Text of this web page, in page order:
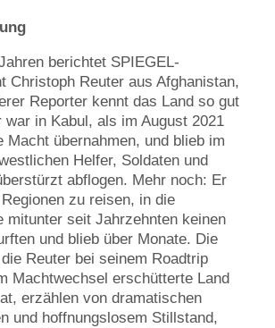
berichtet SPIEGEL-
Christoph Reuter aus Afghanistan,
Reporter kennt das Land so gut
war in Kabul, als im August 2021
Macht übernahmen, und blieb im
Helfer, Soldaten und
abflogen. Mehr noch: Er
zu reisen, in die
mitunter seit Jahrzehnten keinen
und blieb über Monate. Die
Reuter bei seinem Roadtrip
Machtwechsel erschütterte Land
erzählen von dramatischen
und hoffnungslosem Stillstand,